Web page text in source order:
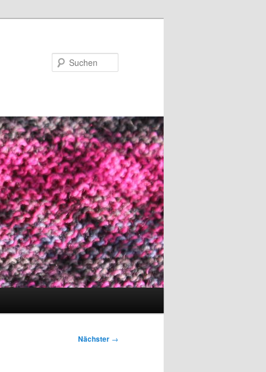
Nächster →